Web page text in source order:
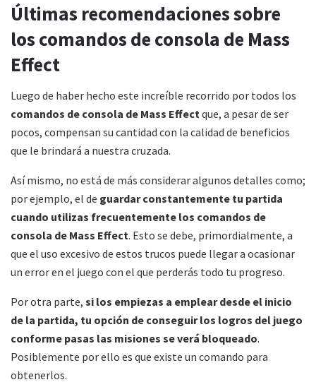
Últimas recomendaciones sobre
los comandos de consola de Mass
Effect
Luego de haber hecho este increíble recorrido por todos los
comandos de consola de Mass Effectque, a pesar de ser
pocos, compensan su cantidad con la calidad de beneficios
que le brindará a nuestra cruzada.
Así mismo, no está de más considerar algunos detalles como;
por ejemplo, el de guardar constantemente tu partida
cuando utilizas frecuentemente los comandos de
consola de Mass Effect. Esto se debe, primordialmente, a
que el uso excesivo de estos trucos puede llegar a ocasionar
un error en el juego con el que perderás todo tu progreso.
Por otra parte, si los empiezas a emplear desde el inicio
de la partida, tu opción de conseguir los logros del juego
conforme pasas las misiones se verá bloqueado.
Posiblemente por ello es que existe un comando para
obtenerlos.